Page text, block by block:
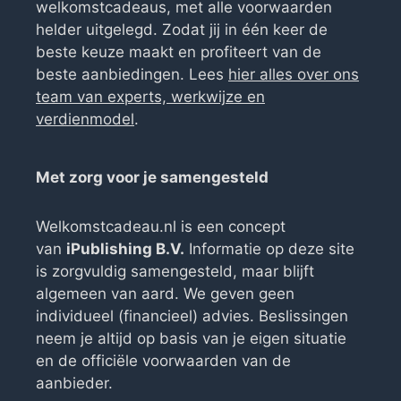
welkomstcadeaus, met alle voorwaarden
helder uitgelegd. Zodat jij in één keer de
beste keuze maakt en profiteert van de
beste aanbiedingen. Lees hier alles over ons
team van experts, werkwijze en
verdienmodel.
Met zorg voor je samengesteld
Welkomstcadeau.nl is een concept
van iPublishing B.V. Informatie op deze site
is zorgvuldig samengesteld, maar blijft
algemeen van aard. We geven geen
individueel (financieel) advies. Beslissingen
neem je altijd op basis van je eigen situatie
en de officiële voorwaarden van de
aanbieder.